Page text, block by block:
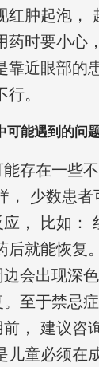
红肿起泡，
药时要小心
靠近眼部的
。
可能遇到的问
存在一些
， 少数患
， 比如：
后就能恢复
边会出现深
至于禁忌
， 建议咨
儿童必须在